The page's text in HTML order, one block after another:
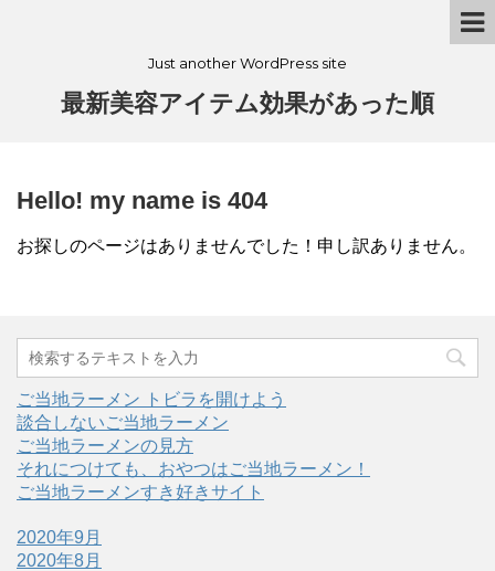
Just another WordPress site
最新美容アイテム効果があった順
Hello! my name is 404
お探しのページはありませんでした！申し訳ありません。
ご当地ラーメン トビラを開けよう
談合しないご当地ラーメン
ご当地ラーメンの見方
それにつけても、おやつはご当地ラーメン！
ご当地ラーメンすき好きサイト
2020年9月
2020年8月